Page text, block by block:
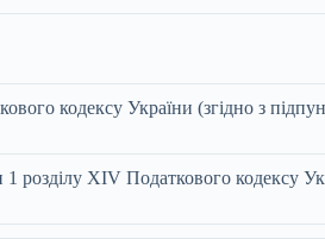
кодексу України (згідно з
1 розділу XIV Податкового кодексу